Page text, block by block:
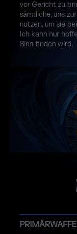
vor Gericht zu
sämtliche, uns
nutzen, um sie
Ich kann nur
Sinn finden wird.
PRIMÄRWAFFE